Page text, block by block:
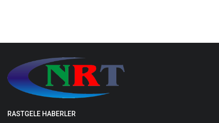
RASTGELE HABERLER